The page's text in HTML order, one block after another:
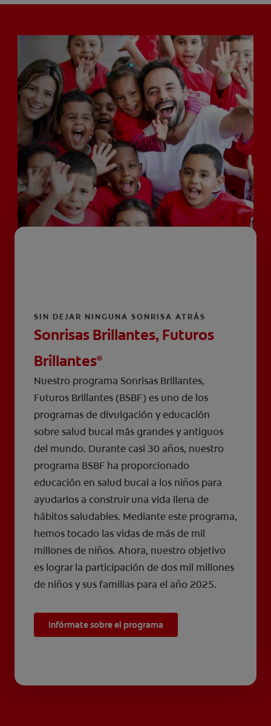
SIN DEJAR NINGUNA SONRISA ATRÁS
Sonrisas Brillantes, Futuros
Brillantes®
Nuestro programa Sonrisas Brillantes,
Futuros Brillantes (BSBF) es uno de los
programas de divulgación y educación
sobre salud bucal más grandes y antiguos
del mundo. Durante casi 30 años, nuestro
programa BSBF ha proporcionado
educación en salud bucal a los niños para
ayudarlos a construir una vida llena de
hábitos saludables. Mediante este programa,
hemos tocado las vidas de más de mil
millones de niños. Ahora, nuestro objetivo
es lograr la participación de dos mil millones
de niños y sus familias para el año 2025.
Infórmate sobre el programa